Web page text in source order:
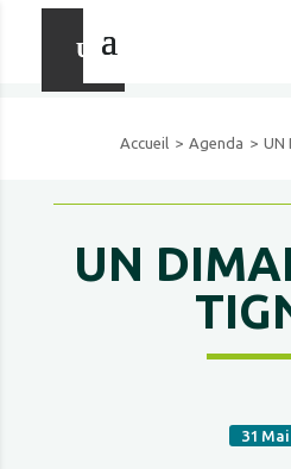
Accueil Agenda UN
UN
31 Mai